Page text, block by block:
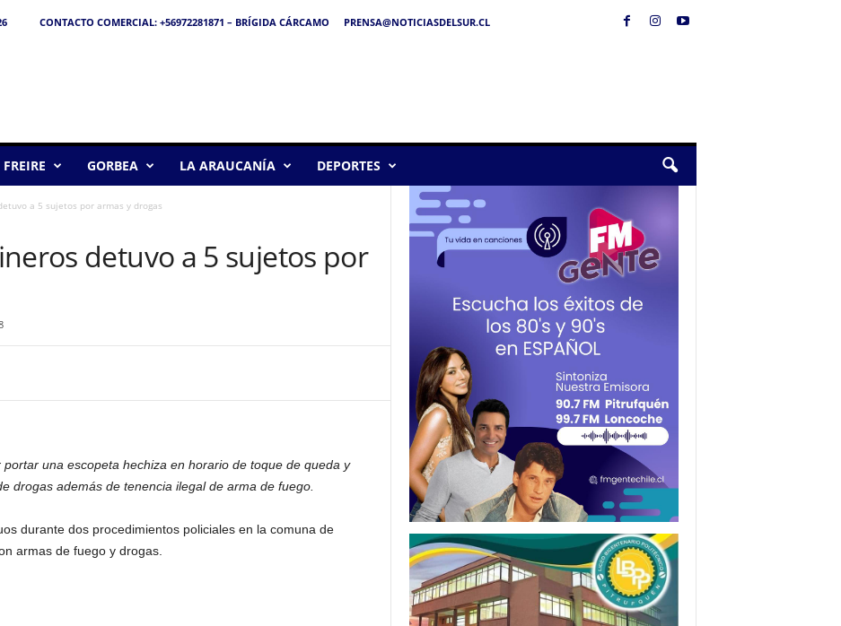
CONTACTO COMERCIAL: +56972281871 – BRÍGIDA CÁRCAMO
PRENSA@NOTICIASDELSUR.CL
FREIRE GORBEA LA ARAUCANÍA DEPORTES
a 5 sujetos por armas y drogas
detuvo a 5 sujetos por
una escopeta hechiza en horario de toque de queda y
drogas además de tenencia ilegal de arma de fuego.
durante dos procedimientos policiales en la comuna de
armas de fuego y drogas.